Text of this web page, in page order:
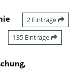
2 Einträge
135 Einträge